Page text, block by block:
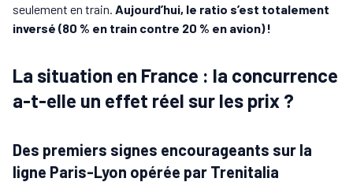
seulement en train. Aujourd’hui, le ratio s’est totalement
inversé (80 % en train contre 20 % en avion) !
La situation en France : la concurrence
a-t-elle un effet réel sur les prix ?
Des premiers signes encourageants sur la
ligne Paris-Lyon opérée par Trenitalia